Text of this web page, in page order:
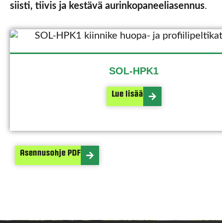
siisti, tiivis ja kestävä aurinkopaneeliasennus.
SOL-HPK1
Lue lisää
Asennusohje PDF